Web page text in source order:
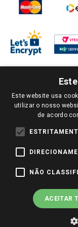
PARA VER OS PREÇOS
SUA PREFERÊNCIA.
TODOS OS PREÇOS E
PARA COMPRAS
PREÇOS PARA AS
2022 COPYRIGHT -
Este website usa
utilizar o nosso
de acordo
NÃO
ACEITAR